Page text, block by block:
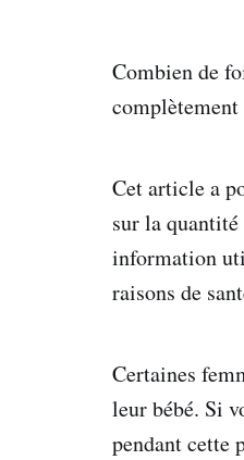
Combien de
complètement
Cet article a
sur la quantité
information
raisons de
Certaines
leur bébé. Si
pendant cette